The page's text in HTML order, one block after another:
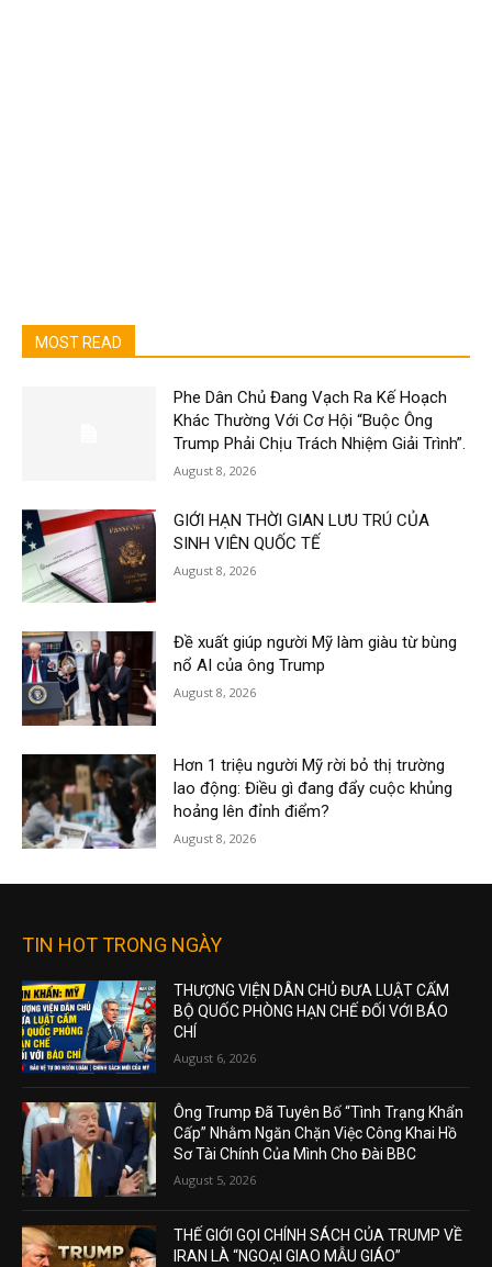
MOST READ
Phe Dân Chủ Đang Vạch Ra Kế Hoạch
Khác Thường Với Cơ Hội “Buộc Ông
Trump Phải Chịu Trách Nhiệm Giải Trình”.
August 8, 2026
GIỚI HẠN THỜI GIAN LƯU TRÚ CỦA
SINH VIÊN QUỐC TẾ
August 8, 2026
Đề xuất giúp người Mỹ làm giàu từ bùng
nổ AI của ông Trump
August 8, 2026
Hơn 1 triệu người Mỹ rời bỏ thị trường
lao động: Điều gì đang đẩy cuộc khủng
hoảng lên đỉnh điểm?
August 8, 2026
TIN HOT TRONG NGÀY
THƯỢNG VIỆN DÂN CHỦ ĐƯA LUẬT CẤM
BỘ QUỐC PHÒNG HẠN CHẾ ĐỐI VỚI BÁO
CHÍ
August 6, 2026
Ông Trump Đã Tuyên Bố “Tình Trạng Khẩn
Cấp” Nhằm Ngăn Chặn Việc Công Khai Hồ
Sơ Tài Chính Của Mình Cho Đài BBC
August 5, 2026
THẾ GIỚI GỌI CHÍNH SÁCH CỦA TRUMP VỀ
IRAN LÀ “NGOẠI GIAO MẪU GIÁO”